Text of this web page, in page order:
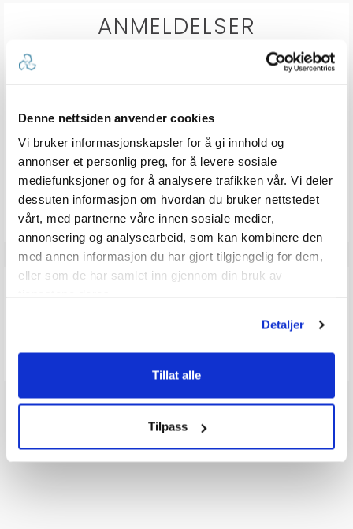
Denne nettsiden anvender cookies
Vi bruker informasjonskapsler for å gi innhold og
annonser et personlig preg, for å levere sosiale
mediefunksjoner og for å analysere trafikken vår. Vi deler
dessuten informasjon om hvordan du bruker nettstedet
vårt, med partnerne våre innen sosiale medier,
annonsering og analysearbeid, som kan kombinere den
med annen informasjon du har gjort tilgjengelig for dem,
eller som de har samlet inn gjennom din bruk av
Detaljer
Tillat alle
Tilpass
ANMELDELSER
Karakter: 2 av 5 mulige
0stemmer
Karakter: 1 av 5 mulige
Basert på 0 stemmer og
Vær oppmerksom på at noen kunder gir en rating uten å skrive en
review, og at antallet ratings derfor vil være forskjellig fra antall
reviews.
Q & A